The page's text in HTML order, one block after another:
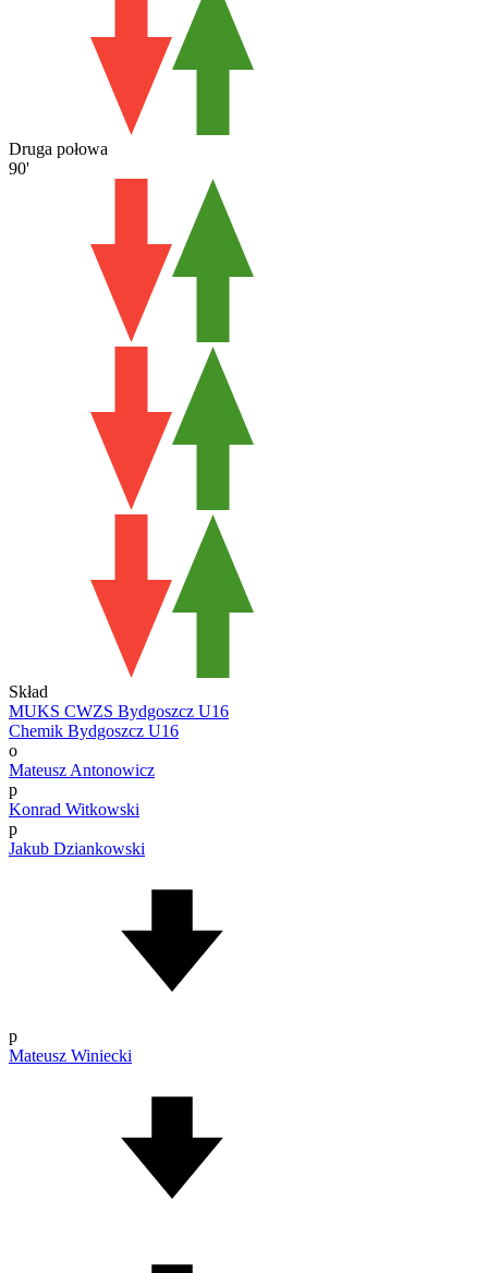
Druga połowa
90'
Skład
MUKS CWZS Bydgoszcz U16
Chemik Bydgoszcz U16
o
Mateusz Antonowicz
p
Konrad Witkowski
p
Jakub Dziankowski
p
Mateusz Winiecki